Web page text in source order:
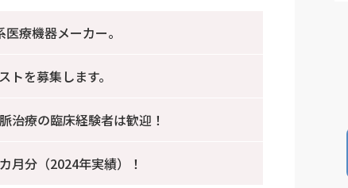
療機器メーカー。
を募集します。
治療の臨床経験者は歓迎！
月分（2024年実績）！